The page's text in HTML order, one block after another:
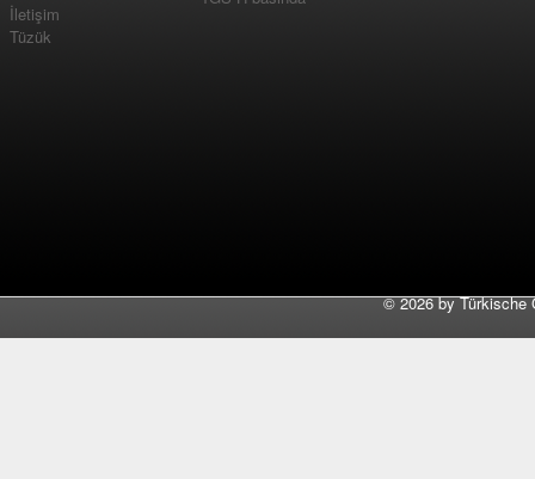
İletişim
Tüzük
©2026 by Türkische